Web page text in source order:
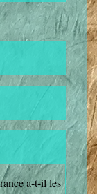
a-t-il les